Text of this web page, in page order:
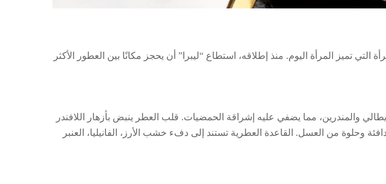
تميز المرأة اليوم. منذ إطلاقه، استطاع “ليبرا” أن يحجز مكانًا بين العطور الأكثر
والمندرين، مما يضفي عليه إشراقة الحمضيات. قلب العطر ينبض بأزهار اللافندر
وحلوة من العسل. القاعدة العطرية تستند إلى دفء خشب الأرز، الفانيليا، العنبر